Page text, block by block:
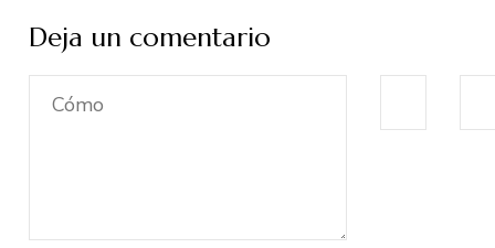
Deja un comentario